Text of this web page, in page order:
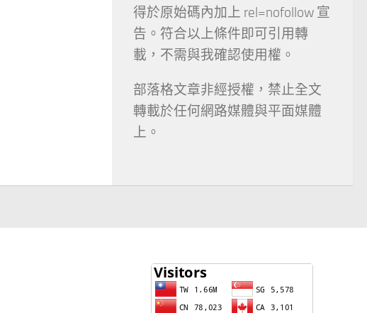
得於原始碼內加上 rel=nofollow 宣
告。符合以上條件即可引用轉
載，不需與我確認使用權。
部落格文章非經授權，禁止全文
轉載於任何網路媒體與平面媒體
上。